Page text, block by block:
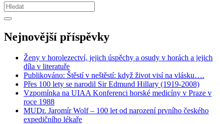
Search
for:
Nejnovější příspěvky
Ženy v horolezectví, jejich úspěchy a osudy v horách a jejich
díla v literatuře
Publikováno: Štěstí v neštěstí: když život visí na vlásku….
Přes 100 lety se narodil Sir Edmund Hillary (1919-2008)
Vzpomínka na UIAA Konferenci horské medicíny v Praze v
roce 1988
MUDr. Jaromír Wolf – 100 let od narození prvního českého
expedičního lékaře